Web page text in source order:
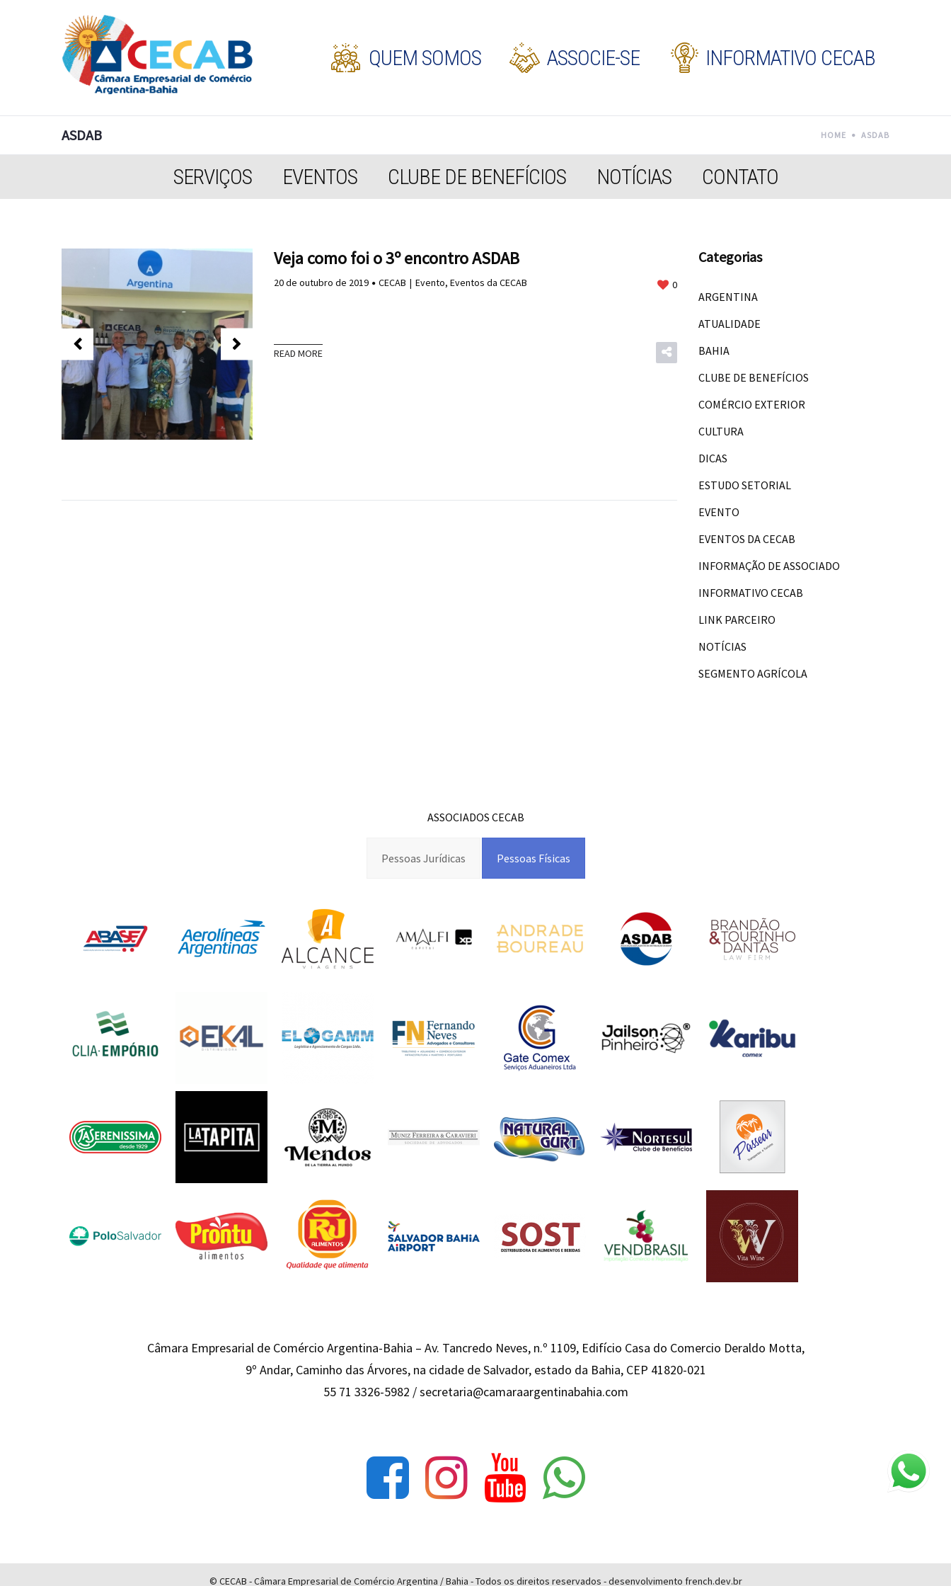
QUEM SOMOS ASSOCIE-SE INFORMATIVO CECAB
ASDAB HOME ASDAB
SERVIÇOS EVENTOS CLUBE DE BENEFÍCIOS NOTÍCIAS CONTATO
Veja como foi o 3º encontro ASDAB
20 de outubro de 2019 CECAB Evento, Eventos da CECAB 0
READ MORE
Categorias
ARGENTINA
ATUALIDADE
BAHIA
CLUBE DE BENEFÍCIOS
COMÉRCIO EXTERIOR
CULTURA
DICAS
ESTUDO SETORIAL
EVENTO
EVENTOS DA CECAB
INFORMAÇÃO DE ASSOCIADO
INFORMATIVO CECAB
LINK PARCEIRO
NOTÍCIAS
SEGMENTO AGRÍCOLA
ASSOCIADOS CECAB
Pessoas Jurídicas Pessoas Físicas
Câmara Empresarial de Comércio Argentina-Bahia – Av. Tancredo Neves, n.º 1109, Edifício Casa do Comercio Deraldo Motta,
9º Andar, Caminho das Árvores, na cidade de Salvador, estado da Bahia, CEP 41820-021
55 71 3326-5982 /secretaria@camaraargentinabahia.com
© CECAB - Câmara Empresarial de Comércio Argentina / Bahia - Todos os direitos reservados - desenvolvimento french.dev.br